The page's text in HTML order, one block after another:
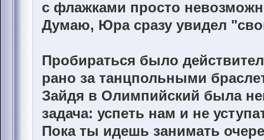
с флажками просто
Думаю, Юра сразу увидел
Пробираться было
рано за танцпольными
Зайдя в Олимпийский была
задача: успеть нам и не
Пока ты идешь занимать